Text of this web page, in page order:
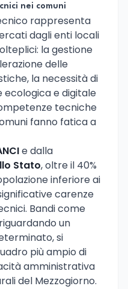
nei comuni
rappresenta
dagli enti locali
la gestione
delle
la necessità di
ecologica e digitale
tecniche
fanno fatica a
e dalla
Stato, oltre il 40%
inferiore ai
carenze
Bandi come
un
si
più ampio di
amministrativa
del Mezzogiorno.